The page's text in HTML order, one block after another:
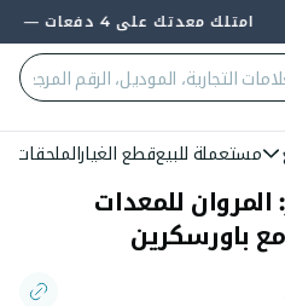
معدتك على 4 دفعات — 0% فائدة وبدون بنك
مستعملة للبيعقطع الغيارالملحقات
للمعدات
مع باورسكرين